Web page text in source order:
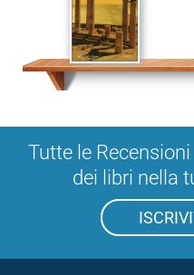
Tutte le
dei libri nella